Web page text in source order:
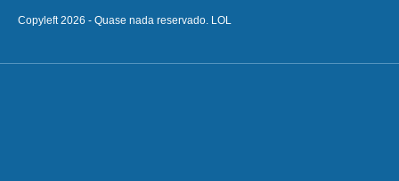
Copyleft 2026 - Quase nada reservado. LOL